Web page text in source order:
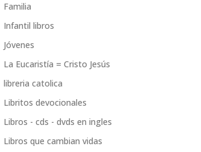
Familia
Infantil libros
Jóvenes
La Eucaristía = Cristo Jesús
libreria catolica
Libritos devocionales
Libros - cds - dvds en ingles
Libros que cambian vidas